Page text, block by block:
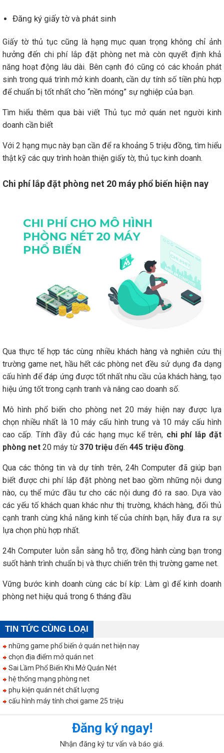
Đăng ký giấy tờ và phát sinh
Giấy tờ thủ tục cũng là hạng mục quan trọng không chỉ ảnh
hưởng đến chi phí lắp đặt phòng netmà còn quyết định khả
năng hoạt động lâu dài. Bên cạnh đó cũng có các khoản phát
sinh trong quá trình mở kinh doanh, cần dự tính số tiền phù hợp
để chuẩn bị tốt nhất cho “nền móng” sự nghiệp của bạn.
Tìm hiểu thêm qua bài viết Thủ tục mở quán net người kinh
doanh cần biết
Với 2 hạng mục này bạn cần để ra khoảng 5 triệu đồng, tìm hiểu
thật kỹ các quy trình hoàn thiện giấy tờ, thủ tục kinh doanh.
Chi phí lắp đặt phòng net 20 máy phổ biến hiện nay
Qua thực tế hợp tác cùng nhiều khách hàng và nghiên cứu thị
trường game net, hầu hết các phòng net đều sử dụng đa dạng
cấu hình để đáp ứng được tốt nhất nhu cầu của khách hàng, tạo
hiệu ứng tốt trong cạnh tranh và nâng cao doanh số.
Mô hình phổ biến cho phòng net 20 máy hiện nay được lựa
chọn nhiều nhất là 10 máy cấu hình trung và 10 máy cấu hình
cao cấp. Tính đầy đủ các hạng mục kể trên, chi phí lắp đặt
phòng net 20 máy từ 370 triệu đến 445 triệu đồng.
Qua các thông tin và dự tính trên, 24h Computer đã giúp bạn
biết đượcchi phí lắp đặt phòng netbao gồm những nội dung
nào, cụ thể mức đầu tư cho các nội dung đó ra sao. Dựa vào
các yếu tố khách quan khác như thị trường, khách hàng, đối thủ
cạnh tranh cùng khả năng kinh tế của chính bạn, hãy đưa ra sự
lựa chọn phù hợp nhất.
24h Computer luôn sẵn sàng hỗ trợ, đồng hành cùng bạn trong
suốt hành trình chuẩn bị và thực chiến trên thị trường game net.
Vững bước kinh doanh cùng các bí kíp: Làm gì để kinh doanh
phòng net hiệu quả trong 6 tháng đầu
TIN TỨC CÙNG LOẠI
những game phổ biến ở quán net hiện nay
chọn địa điểm mở quán net
Sai Lầm Phổ Biến Khi Mở Quán Nét
hệ thống mạng phòng net
phụ kiện quán nét chất lượng
cấu hình máy tính chơi game 25 triệu
Đăng ký ngay!
Nhận đăng ký tư vấn và báo giá.